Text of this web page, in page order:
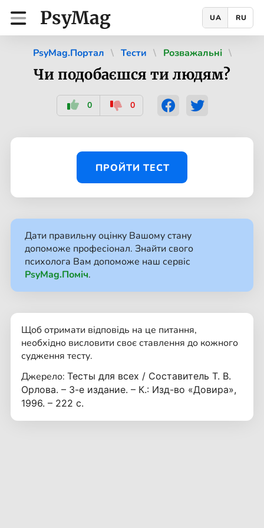
PsyMag UA RU
PsyMag.Портал Тести Розважальні
Чи подобаєшся ти людям?
0 0
ПРОЙТИ ТЕСТ
Дати правильну оцінку Вашому стану
допоможе професіонал. Знайти свого
психолога Вам допоможе наш сервіс
PsyMag.Поміч.
Щоб отримати відповідь на це питання,
необхідно висловити своє ставлення до кожного
судження тесту.
Джерело: Тесты для всех / Составитель Т. В.
Орлова. – 3-е издание. – К.: Изд-во «Довира»,
1996. – 222 с.